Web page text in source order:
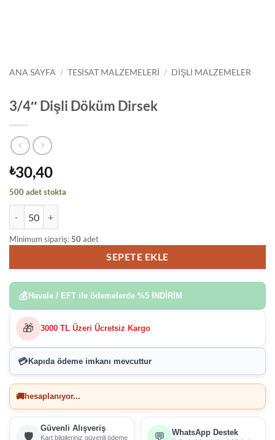
ANA SAYFA / TESISAT MALZEMELERI / DIŞLI MALZEMELER
3/4″ Dişli Döküm Dirsek
₺30,40
500 adet stokta
Minimum sipariş:50adet
SEPETE EKLE
💰 Havale / EFT ile ödemelerde %5 İNDİRİM
🎁 3000 TL Üzeri Ücretsiz Kargo
💳Kapıda ödeme imkanı mevcuttur
🚚hesaplanıyor...
🛡️
Güvenli Alışveriş
Kart bilgileriniz güvenli ödeme
💬 WhatsApp Destek